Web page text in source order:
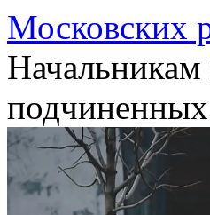
Московских